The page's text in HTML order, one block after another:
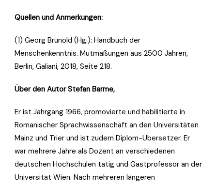
Quellen und Anmerkungen:
(1) Georg Brunold (Hg.): Handbuch der
Menschenkenntnis. Mutmaßungen aus 2500 Jahren,
Berlin, Galiani, 2018, Seite 218.
Über den Autor Stefan Barme,
Er ist Jahrgang 1966, promovierte und habilitierte in
Romanischer Sprachwissenschaft an den Universitäten
Mainz und Trier und ist zudem Diplom-Übersetzer. Er
war mehrere Jahre als Dozent an verschiedenen
deutschen Hochschulen tätig und Gastprofessor an der
Universität Wien. Nach mehreren längeren